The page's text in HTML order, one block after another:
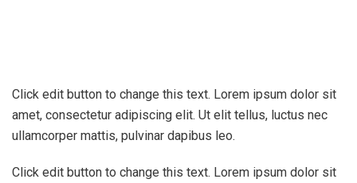
Click edit button to change this text. Lorem ipsum dolor sit
amet, consectetur adipiscing elit. Ut elit tellus, luctus nec
ullamcorper mattis, pulvinar dapibus leo.
Click edit button to change this text. Lorem ipsum dolor sit